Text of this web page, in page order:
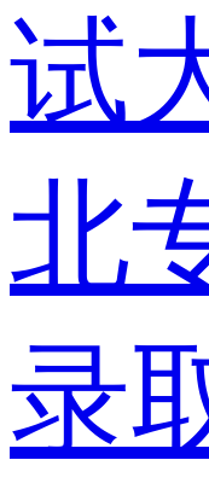
试
北
录